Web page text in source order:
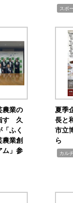
スポ
農業の
す 久
ふく
農業創
ム」参
夏季
長と
市立
ら
カル